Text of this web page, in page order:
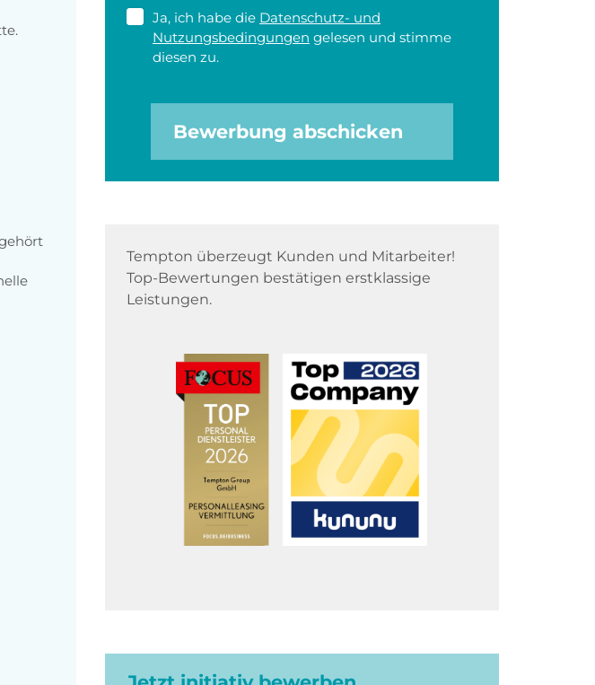
Ja, ich habe die Datenschutz- und
Nutzungsbedingungen gelesen und stimme
diesen zu.
Bewerbung abschicken
Tempton überzeugt Kunden und Mitarbeiter!
Top-Bewertungen bestätigen erstklassige
Leistungen.